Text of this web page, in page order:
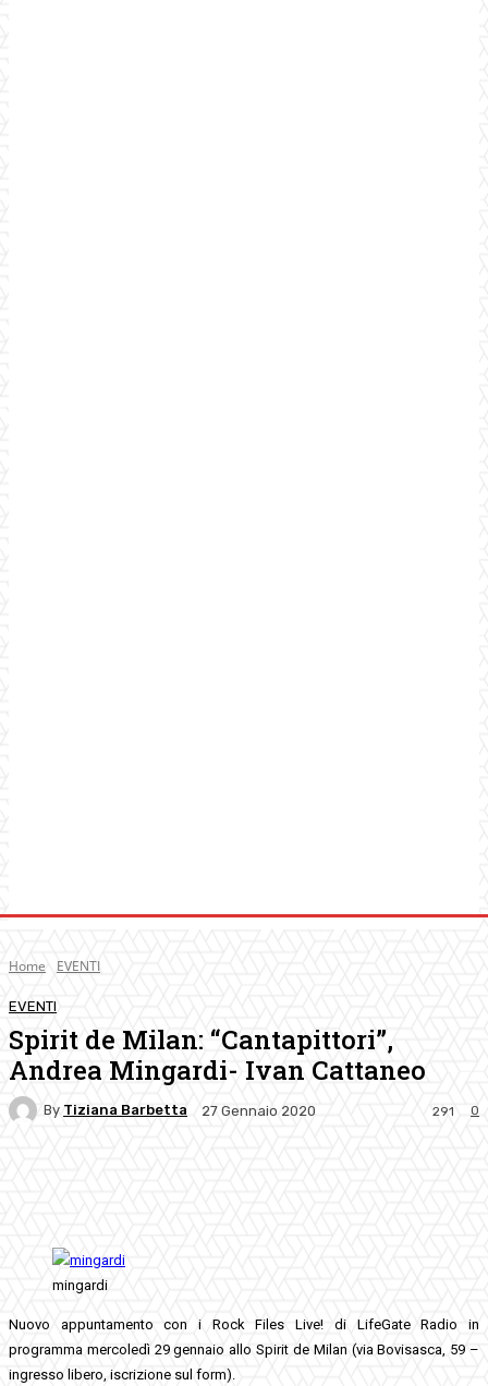
Home EVENTI
EVENTI
Spirit de Milan: “Cantapittori”,
Andrea Mingardi- Ivan Cattaneo
By Tiziana Barbetta 27 Gennaio 2020 0
291
mingardi
Nuovo appuntamento con i Rock Files Live! di LifeGate Radio in
programma mercoledì 29 gennaio allo Spirit de Milan (via Bovisasca, 59 –
ingresso libero, iscrizione sul form).